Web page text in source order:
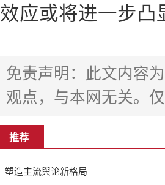
效应或将进一步凸
免责声明：此文内容
观点，与本网无关。
推荐
塑造主流舆论新格局